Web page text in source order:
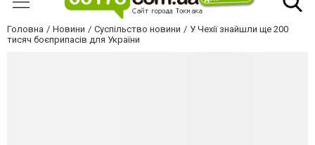
Головна Новини Суспільство новини
У Чехії знайшли ще 200
тисяч боєприпасів для України